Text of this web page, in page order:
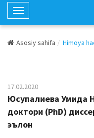
T
o
g
N
a
Asosiy sahifa Himoya
17.02.2020
Юсупалиева Умида
доктори (PhD)
эълон